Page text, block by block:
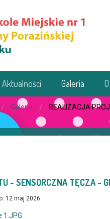
Aktualności Galeria
Galeria REALIZACJA
- SENSORCZNA TĘCZA -
12 maj 2026